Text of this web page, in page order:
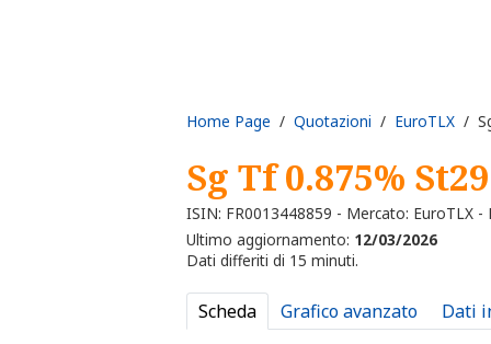
Home Page / Quotazioni / EuroTLX /
Sg Tf 0.875% St29
ISIN: FR0013448859 - Mercato: EuroTLX -
Ultimo aggiornamento: 12/03/2026
Dati differiti di 15 minuti.
Scheda Grafico avanzato Dati